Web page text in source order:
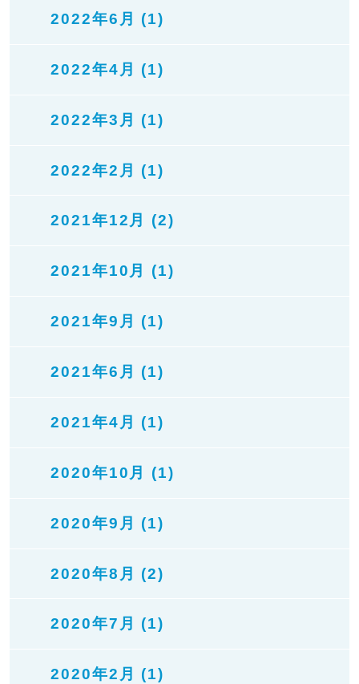
2022年6月 (1)
2022年4月 (1)
2022年3月 (1)
2022年2月 (1)
2021年12月 (2)
2021年10月 (1)
2021年9月 (1)
2021年6月 (1)
2021年4月 (1)
2020年10月 (1)
2020年9月 (1)
2020年8月 (2)
2020年7月 (1)
2020年2月 (1)